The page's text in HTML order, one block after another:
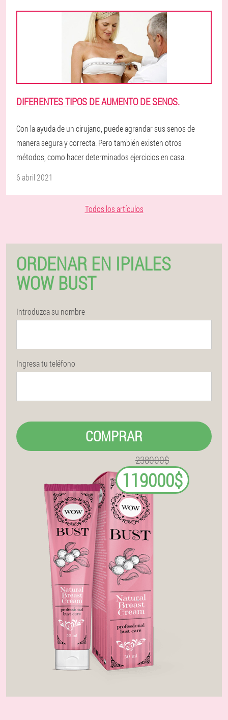
DIFERENTES TIPOS DE AUMENTO DE SENOS.
Con la ayuda de un cirujano, puede agrandar sus senos de
manera segura y correcta. Pero también existen otros
métodos, como hacer determinados ejercicios en casa.
6 abril 2021
Todos los artículos
ORDENAR EN IPIALES
WOW BUST
Introduzca su nombre
Ingresa tu teléfono
COMPRAR
238000$
119000$